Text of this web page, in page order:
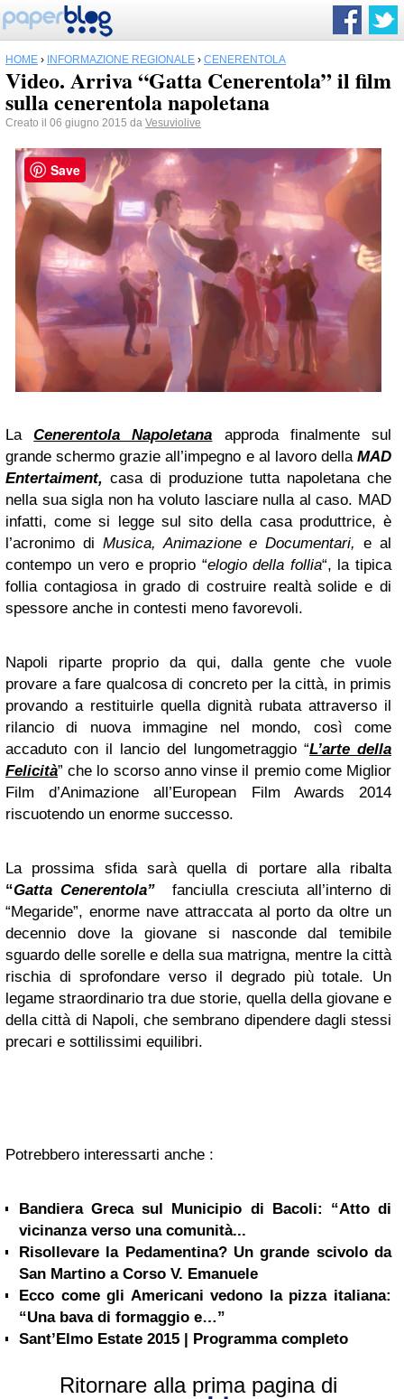
HOME › INFORMAZIONE REGIONALE › CENERENTOLA
Video. Arriva “Gatta Cenerentola” il film
sulla cenerentola napoletana
Creato il 06 giugno 2015 da Vesuviolive
LaCenerentola Napoletana approda finalmente sul
grande schermo grazie all’impegno e al lavoro della MAD
Entertaiment, casa di produzione tutta napoletana che
nella sua sigla non ha voluto lasciare nulla al caso. MAD
infatti, come si legge sul sito della casa produttrice, è
l’acronimo di Musica, Animazione e Documentari, e al
contempo un vero e proprio “elogio della follia“, la tipica
follia contagiosa in grado di costruire realtà solide e di
spessore anche in contesti meno favorevoli.
Napoli riparte proprio da qui, dalla gente che vuole
provare a fare qualcosa di concreto per la città, in primis
provando a restituirle quella dignità rubata attraverso il
rilancio di nuova immagine nel mondo, così come
accaduto con il lancio del lungometraggio “L’arte della
Felicità” che lo scorso anno vinse il premio come Miglior
Film d’Animazione all’European Film Awards 2014
riscuotendo un enorme successo.
La prossima sfida sarà quella di portare alla ribalta
“Gatta Cenerentola”
fanciulla cresciuta all’interno di
“Megaride”, enorme nave attraccata al porto da oltre un
decennio dove la giovane si nasconde dal temibile
sguardo delle sorelle e della sua matrigna, mentre la città
rischia di sprofondare verso il degrado più totale. Un
legame straordinario tra due storie, quella della giovane e
della città di Napoli, che sembrano dipendere dagli stessi
precari e sottilissimi equilibri.
Potrebbero interessarti anche :
Bandiera Greca sul Municipio di Bacoli: “Atto di
vicinanza verso una comunità...
Risollevare la Pedamentina? Un grande scivolo da
San Martino a Corso V. Emanuele
Ecco come gli Americani vedono la pizza italiana:
“Una bava di formaggio e…”
Sant’Elmo Estate 2015 | Programma completo
Ritornare alla prima pagina di
Save